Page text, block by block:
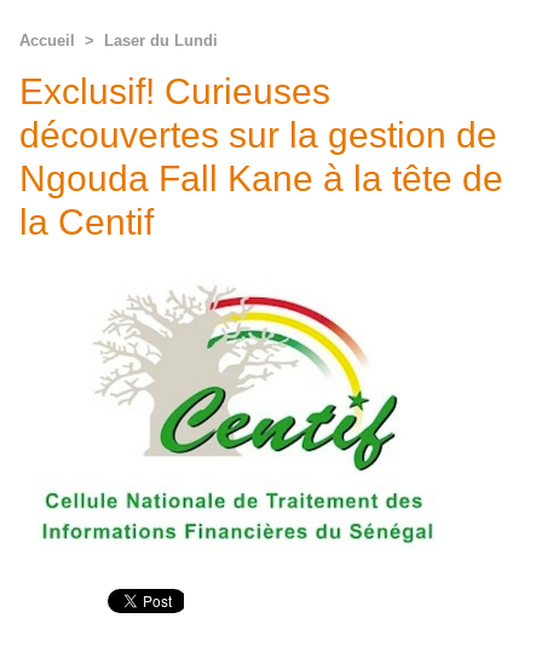
Accueil > Laser du Lundi
Exclusif! Curieuses
découvertes sur la gestion de
Ngouda Fall Kane à la tête de
la Centif